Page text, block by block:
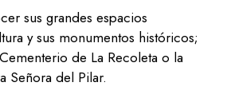
sus grandes espacios
y sus monumentos históricos;
de La Recoleta o la
Señora del Pilar.